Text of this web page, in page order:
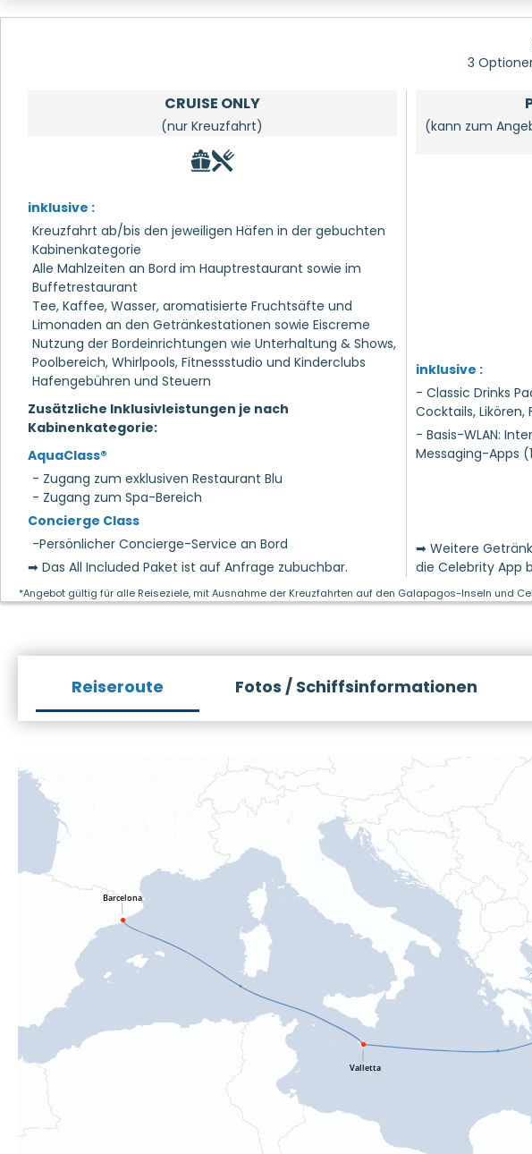
3
CRUISE ONLY
(nur Kreuzfahrt)
inklusive :
Kreuzfahrt ab/bis den jeweiligen Häfen in der gebuchten
Kabinenkategorie
Alle Mahlzeiten an Bord im Hauptrestaurant sowie im
Buffetrestaurant
Tee, Kaffee, Wasser, aromatisierte Fruchtsäfte und
Limonaden an den Getränkestationen sowie Eiscreme
Nutzung der Bordeinrichtungen wie Unterhaltung & Shows,
Poolbereich, Whirlpools, Fitnessstudio und Kinderclubs
Hafengebühren und Steuern
Zusätzliche Inklusivleistungen je nach
Kabinenkategorie:
AquaClass®
- Zugang zum exklusiven Restaurant Blu
- Zugang zum Spa-Bereich
Concierge Class
-Persönlicher Concierge-Service an Bord
➡ Das All Included Paket ist auf Anfrage zubuchbar.
(kann zum
inklusive :
- Classic Drinks
Cocktails, Likören,
- Basis-WLAN:
Messaging-Apps
➡ Weitere
die Celebrity App
*Angebot gültig für alle Reiseziele, mit Ausnahme der Kreuzfahrten auf den Galapagos-Inseln und
Reiseroute Fotos / Schiffsinformationen